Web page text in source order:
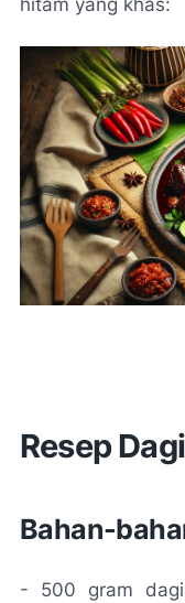
Resep
Bahan-
- 500 gram